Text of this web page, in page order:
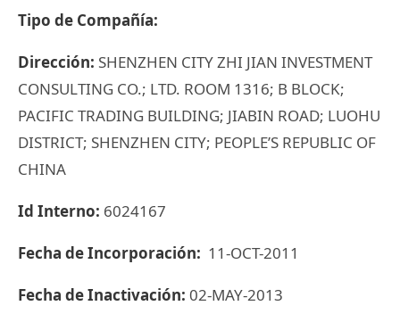
Tipo de Compañía:
Dirección: SHENZHEN CITY ZHI JIAN INVESTMENT
CONSULTING CO.; LTD. ROOM 1316; B BLOCK;
PACIFIC TRADING BUILDING; JIABIN ROAD; LUOHU
DISTRICT; SHENZHEN CITY; PEOPLE’S REPUBLIC OF
CHINA
Id Interno: 6024167
Fecha de Incorporación: 11-OCT-2011
Fecha de Inactivación: 02-MAY-2013